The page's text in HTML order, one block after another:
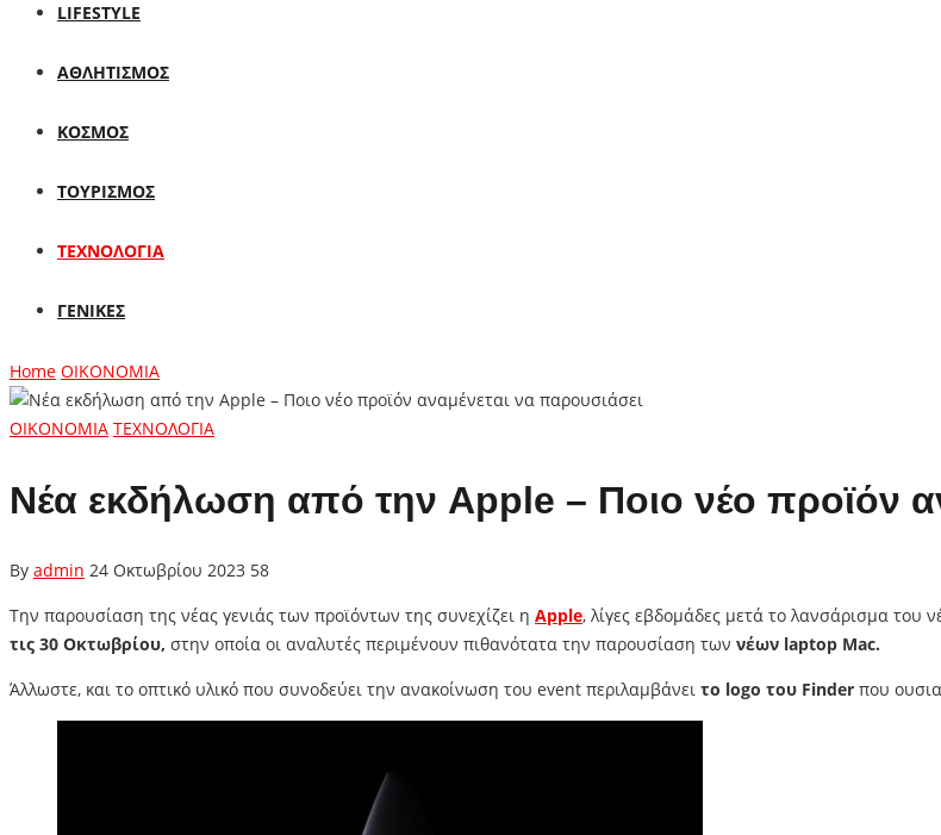
LIFESTYLE
ΑΘΛΗΤΙΣΜΟΣ
ΚΟΣΜΟΣ
ΤΟΥΡΙΣΜΟΣ
ΤΕΧΝΟΛΟΓΙΑ
ΓΕΝΙΚΕΣ
Home ΟΙΚΟΝΟΜΙΑ
ΟΙΚΟΝΟΜΙΑ ΤΕΧΝΟΛΟΓΙΑ
Νέα εκδήλωση από την Apple – Ποιο νέο προϊόν
By admin 24 Οκτωβρίου 2023 58
Την παρουσίαση της νέας γενιάς των προϊόντων της συνεχίζει η Apple, λίγες εβδομάδες μετά το λανσάρισμα του
τις 30 Οκτωβρίου, στην οποία οι αναλυτές περιμένουν πιθανότατα την παρουσίαση των νέων laptop Mac.
Άλλωστε, και το οπτικό υλικό που συνοδεύει την ανακοίνωση του event περιλαμβάνει το logo του Finder που